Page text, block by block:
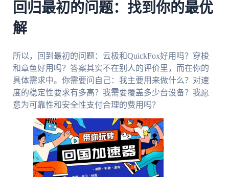
回归最初的问题：找到你的最优
解
所以，回到最初的问题：云极和QuickFox好用吗？穿梭
和章鱼好用吗？答案其实不在别人的评价里，而在你的
具体需求中。你需要问自己：我主要用来做什么？对速
度的稳定性要求有多高？我需要覆盖多少台设备？我愿
意为可靠性和安全性支付合理的费用吗？